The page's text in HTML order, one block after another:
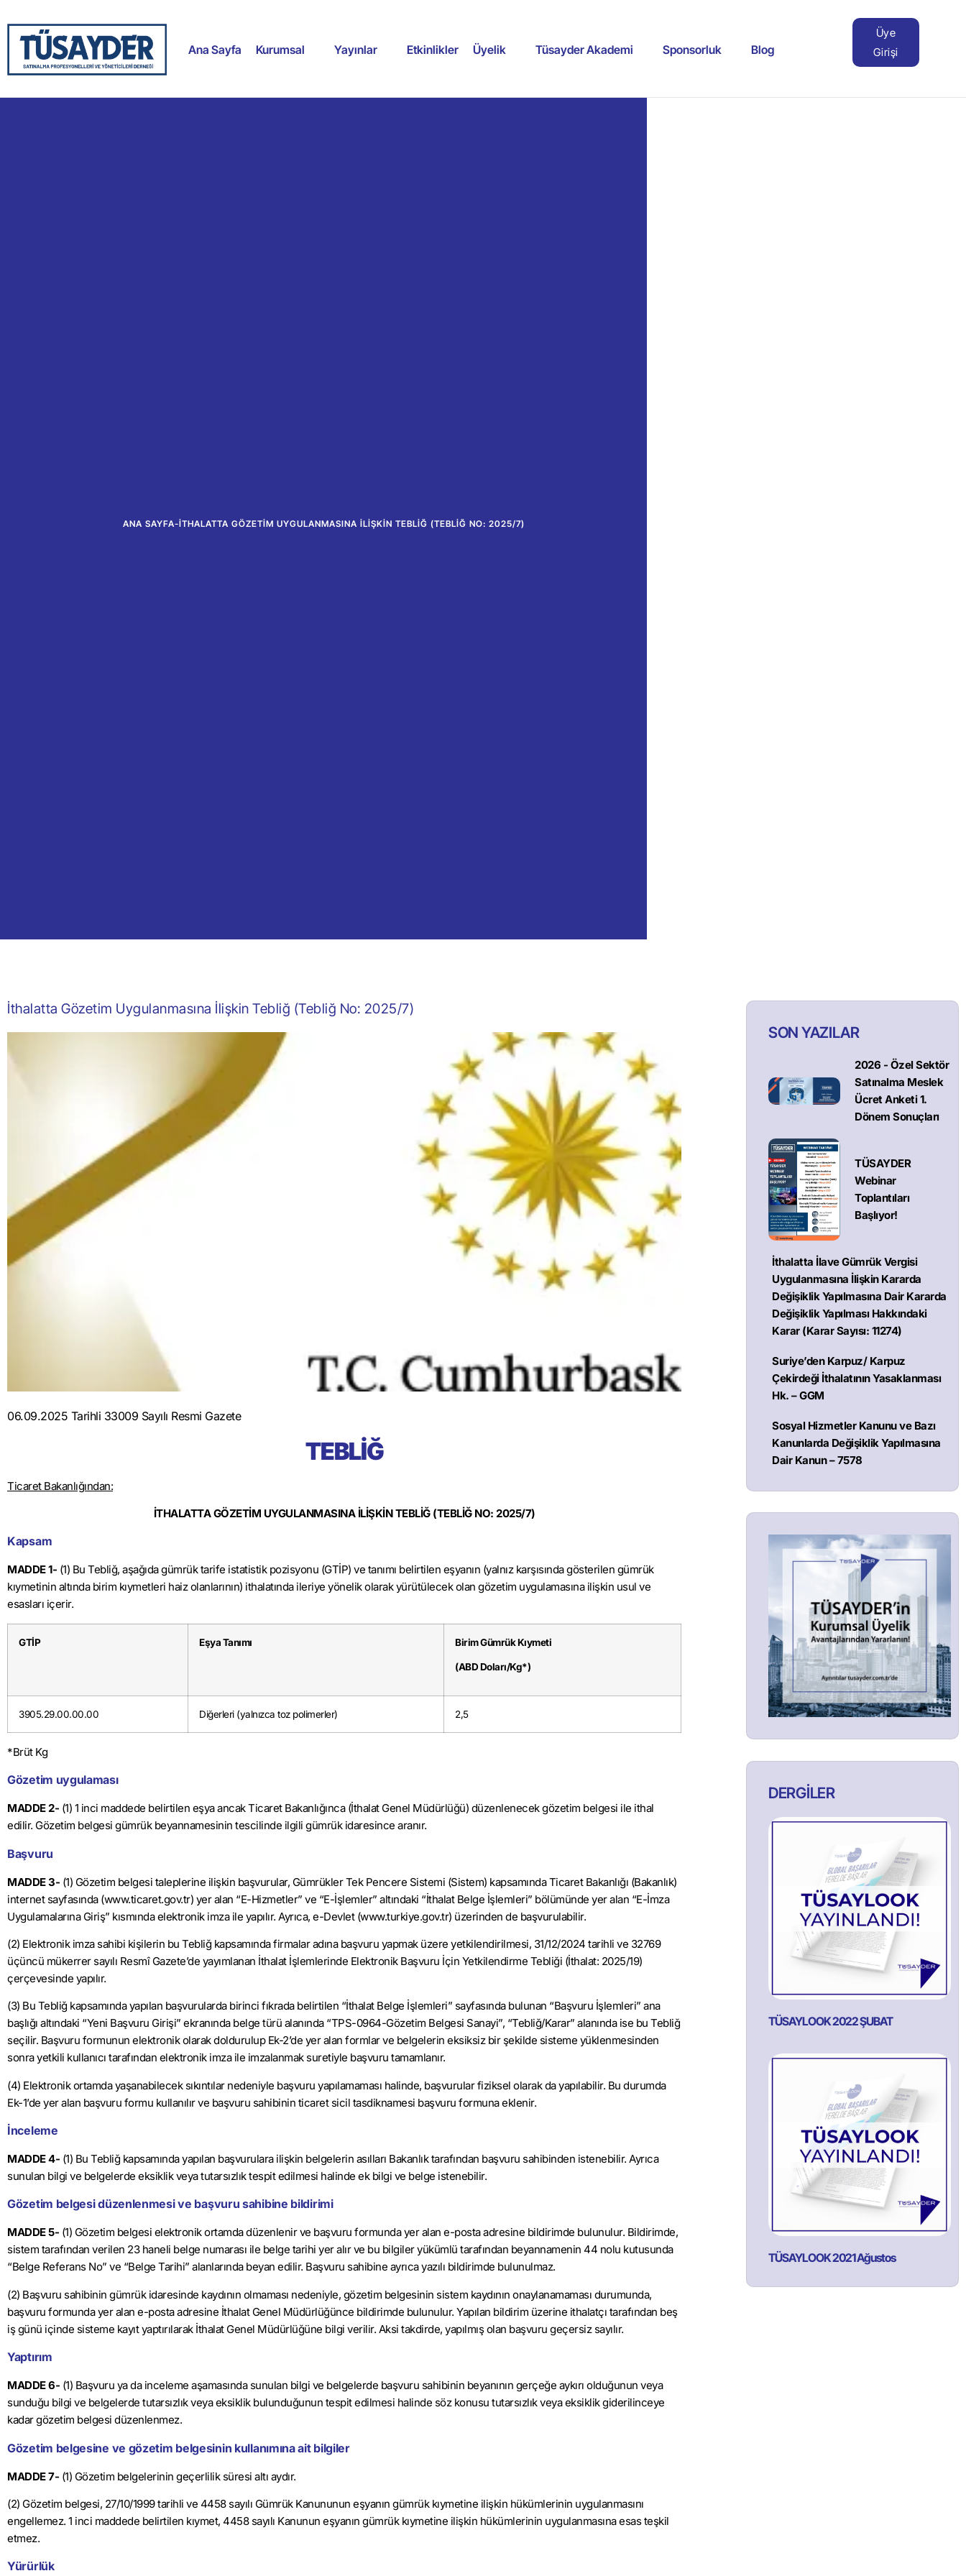
Ana Sayfa Kurumsal Yayınlar Etkinlikler Üyelik Tüsayder Akademi Sponsorluk Blog
Üye
Girişi
ANA SAYFA-İTHALATTA GÖZETIM UYGULANMASINA İLIŞKIN TEBLIĞ (TEBLIĞ NO: 2025/7)
İthalatta Gözetim Uygulanmasına İlişkin Tebliğ (Tebliğ No: 2025/7)
06.09.2025 Tarihli 33009 Sayılı Resmi Gazete
TEBLİĞ
Ticaret Bakanlığından:
İTHALATTA GÖZETİM UYGULANMASINA İLİŞKİN TEBLİĞ (TEBLİĞ NO: 2025/7)
Kapsam
MADDE 1- (1) Bu Tebliğ, aşağıda gümrük tarife istatistik pozisyonu (GTİP) ve tanımı belirtilen eşyanın (yalnız karşısında gösterilen gümrük
kıymetinin altında birim kıymetleri haiz olanlarının) ithalatında ileriye yönelik olarak yürütülecek olan gözetim uygulamasına ilişkin usul ve
esasları içerir.
GTİP Eşya Tanımı Birim Gümrük Kıymeti
(ABD Doları/Kg*)
3905.29.00.00.00 Diğerleri (yalnızca toz polimerler) 2,5
*Brüt Kg
Gözetim uygulaması
MADDE 2- (1) 1 inci maddede belirtilen eşya ancak Ticaret Bakanlığınca (İthalat Genel Müdürlüğü) düzenlenecek gözetim belgesi ile ithal
edilir. Gözetim belgesi gümrük beyannamesinin tescilinde ilgili gümrük idaresince aranır.
Başvuru
MADDE 3- (1) Gözetim belgesi taleplerine ilişkin başvurular, Gümrükler Tek Pencere Sistemi (Sistem) kapsamında Ticaret Bakanlığı (Bakanlık)
internet sayfasında (www.ticaret.gov.tr) yer alan “E-Hizmetler” ve “E-İşlemler” altındaki “İthalat Belge İşlemleri” bölümünde yer alan “E-İmza
Uygulamalarına Giriş” kısmında elektronik imza ile yapılır. Ayrıca, e-Devlet (www.turkiye.gov.tr) üzerinden de başvurulabilir.
(2) Elektronik imza sahibi kişilerin bu Tebliğ kapsamında firmalar adına başvuru yapmak üzere yetkilendirilmesi, 31/12/2024 tarihli ve 32769
üçüncü mükerrer sayılı Resmî Gazete’de yayımlanan İthalat İşlemlerinde Elektronik Başvuru İçin Yetkilendirme Tebliği (İthalat: 2025/19)
çerçevesinde yapılır.
(3) Bu Tebliğ kapsamında yapılan başvurularda birinci fıkrada belirtilen “İthalat Belge İşlemleri” sayfasında bulunan “Başvuru İşlemleri” ana
başlığı altındaki “Yeni Başvuru Girişi” ekranında belge türü alanında “TPS-0964-Gözetim Belgesi Sanayi”, “Tebliğ/Karar” alanında ise bu Tebliğ
seçilir. Başvuru formunun elektronik olarak doldurulup Ek-2’de yer alan formlar ve belgelerin eksiksiz bir şekilde sisteme yüklenmesinden
sonra yetkili kullanıcı tarafından elektronik imza ile imzalanmak suretiyle başvuru tamamlanır.
(4) Elektronik ortamda yaşanabilecek sıkıntılar nedeniyle başvuru yapılamaması halinde, başvurular fiziksel olarak da yapılabilir. Bu durumda
Ek-1’de yer alan başvuru formu kullanılır ve başvuru sahibinin ticaret sicil tasdiknamesi başvuru formuna eklenir.
İnceleme
MADDE 4- (1) Bu Tebliğ kapsamında yapılan başvurulara ilişkin belgelerin asılları Bakanlık tarafından başvuru sahibinden istenebilir. Ayrıca
sunulan bilgi ve belgelerde eksiklik veya tutarsızlık tespit edilmesi halinde ek bilgi ve belge istenebilir.
Gözetim belgesi düzenlenmesi ve başvuru sahibine bildirimi
MADDE 5- (1) Gözetim belgesi elektronik ortamda düzenlenir ve başvuru formunda yer alan e-posta adresine bildirimde bulunulur. Bildirimde,
sistem tarafından verilen 23 haneli belge numarası ile belge tarihi yer alır ve bu bilgiler yükümlü tarafından beyannamenin 44 nolu kutusunda
“Belge Referans No” ve “Belge Tarihi” alanlarında beyan edilir. Başvuru sahibine ayrıca yazılı bildirimde bulunulmaz.
(2) Başvuru sahibinin gümrük idaresinde kaydının olmaması nedeniyle, gözetim belgesinin sistem kaydının onaylanamaması durumunda,
başvuru formunda yer alan e-posta adresine İthalat Genel Müdürlüğünce bildirimde bulunulur. Yapılan bildirim üzerine ithalatçı tarafından beş
iş günü içinde sisteme kayıt yaptırılarak İthalat Genel Müdürlüğüne bilgi verilir. Aksi takdirde, yapılmış olan başvuru geçersiz sayılır.
Yaptırım
MADDE 6- (1) Başvuru ya da inceleme aşamasında sunulan bilgi ve belgelerde başvuru sahibinin beyanının gerçeğe aykırı olduğunun veya
sunduğu bilgi ve belgelerde tutarsızlık veya eksiklik bulunduğunun tespit edilmesi halinde söz konusu tutarsızlık veya eksiklik giderilinceye
kadar gözetim belgesi düzenlenmez.
Gözetim belgesine ve gözetim belgesinin kullanımına ait bilgiler
MADDE 7- (1) Gözetim belgelerinin geçerlilik süresi altı aydır.
(2) Gözetim belgesi, 27/10/1999 tarihli ve 4458 sayılı Gümrük Kanununun eşyanın gümrük kıymetine ilişkin hükümlerinin uygulanmasını
engellemez. 1 inci maddede belirtilen kıymet, 4458 sayılı Kanunun eşyanın gümrük kıymetine ilişkin hükümlerinin uygulanmasına esas teşkil
etmez.
Yürürlük
SON YAZILAR
2026 - Özel Sektör
Satınalma Meslek
Ücret Anketi 1.
Dönem Sonuçları
TÜSAYDER
Webinar
Toplantıları
Başlıyor!
İthalatta İlave Gümrük Vergisi
Uygulanmasına İlişkin Kararda
Değişiklik Yapılmasına Dair Kararda
Değişiklik Yapılması Hakkındaki
Karar (Karar Sayısı: 11274)
Suriye’den Karpuz/ Karpuz
Çekirdeği İthalatının Yasaklanması
Hk. – GGM
Sosyal Hizmetler Kanunu ve Bazı
Kanunlarda Değişiklik Yapılmasına
Dair Kanun – 7578
DERGİLER
TÜSAYLOOK 2022 ŞUBAT
TÜSAYLOOK 2021 Ağustos